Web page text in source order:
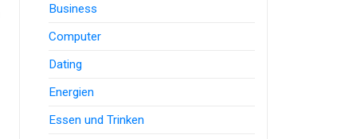
Business
Computer
Dating
Energien
Essen und Trinken